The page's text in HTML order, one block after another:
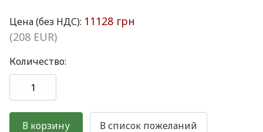
Цена (без НДС): 11128 грн
(208 EUR)
Количество: